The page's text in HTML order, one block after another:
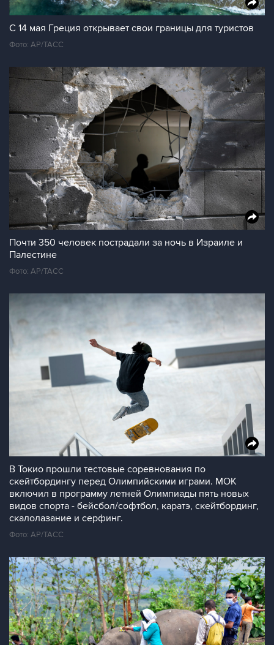
С 14 мая Греция открывает свои границы для туристов
Фото: АР/ТАСС
Почти 350 человек пострадали за ночь в Израиле и
Палестине
Фото: АР/ТАСС
В Токио прошли тестовые соревнования по
скейтбордингу перед Олимпийскими играми. МОК
включил в программу летней Олимпиады пять новых
видов спорта - бейсбол/софтбол, каратэ, скейтбординг,
скалолазание и серфинг.
Фото: AP/ТАСС